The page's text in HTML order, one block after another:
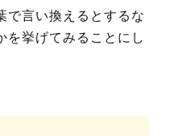
で言い換えるとするな
を挙げてみることにし